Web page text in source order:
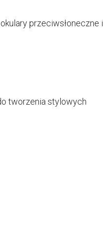
przeciwsłoneczne i
tworzenia stylowych